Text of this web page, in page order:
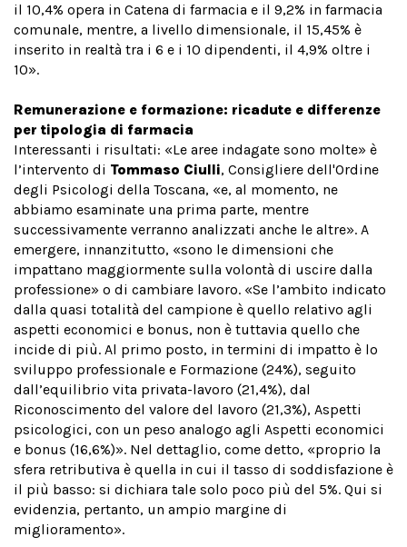
il 10,4% opera in Catena di farmacia e il 9,2% in farmacia
comunale, mentre, a livello dimensionale, il 15,45% è
inserito in realtà tra i 6 e i 10 dipendenti, il 4,9% oltre i
10».
Remunerazione e formazione: ricadute e differenze
per tipologia di farmacia
Interessanti i risultati: «Le aree indagate sono molte» è
l’intervento di Tommaso Ciulli, Consigliere dell'Ordine
degli Psicologi della Toscana, «e, al momento, ne
abbiamo esaminate una prima parte, mentre
successivamente verranno analizzati anche le altre». A
emergere, innanzitutto, «sono le dimensioni che
impattano maggiormente sulla volontà di uscire dalla
professione» o di cambiare lavoro. «Se l’ambito indicato
dalla quasi totalità del campione è quello relativo agli
aspetti economici e bonus, non è tuttavia quello che
incide di più. Al primo posto, in termini di impatto è lo
sviluppo professionale e Formazione (24%), seguito
dall’equilibrio vita privata-lavoro (21,4%), dal
Riconoscimento del valore del lavoro (21,3%), Aspetti
psicologici, con un peso analogo agli Aspetti economici
e bonus (16,6%)». Nel dettaglio, come detto, «proprio la
sfera retributiva è quella in cui il tasso di soddisfazione è
il più basso: si dichiara tale solo poco più del 5%. Qui si
evidenzia, pertanto, un ampio margine di
miglioramento».